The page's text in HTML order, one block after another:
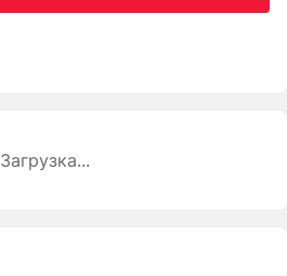
Загрузка...